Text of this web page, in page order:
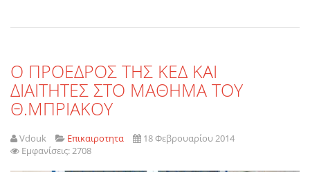
Ο ΠΡΟΕΔΡΟΣ ΤΗΣ ΚΕΔ ΚΑΙ
ΔΙΑΙΤΗΤΕΣ ΣΤΟ ΜΑΘΗΜΑ ΤΟΥ
Θ.ΜΠΡΙΑΚΟΥ
Vdouk Επικαιροτητα
18 Φεβρουαρίου 2014
Εμφανίσεις: 2708